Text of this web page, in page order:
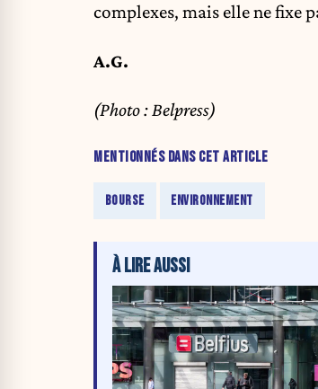
complexes, mais elle ne fixe
A.G.
(Photo : Belpress)
MENTIONNÉS DANS CET ARTICLE
BOURSE ENVIRONNEMENT
À LIRE AUSSI